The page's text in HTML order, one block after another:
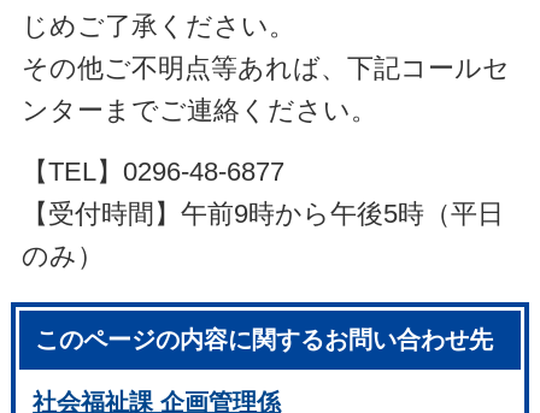
じめご了承ください。
その他ご不明点等あれば、下記コールセ
ンターまでご連絡ください。
【TEL】0296-48-6877
【受付時間】午前9時から午後5時（平日
のみ）
このページの内容に関するお問い合わせ先
社会福祉課 企画管理係